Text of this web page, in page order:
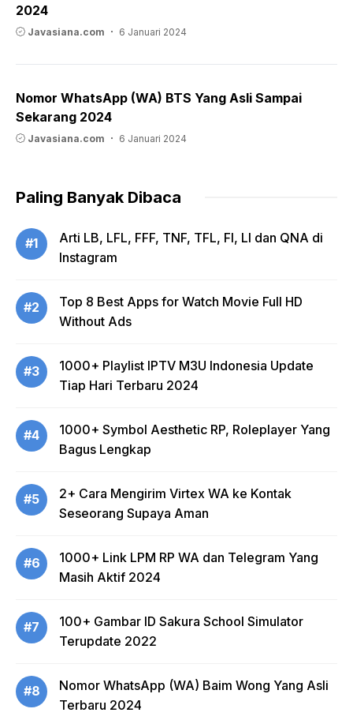
2024
Javasiana.com 6 Januari 2024
Nomor WhatsApp (WA) BTS Yang Asli Sampai
Sekarang 2024
Javasiana.com 6 Januari 2024
Paling Banyak Dibaca
#1
Arti LB, LFL, FFF, TNF, TFL, FI, LI dan QNA di
Instagram
#2
Top 8 Best Apps for Watch Movie Full HD
Without Ads
#3
1000+ Playlist IPTV M3U Indonesia Update
Tiap Hari Terbaru 2024
#4
1000+ Symbol Aesthetic RP, Roleplayer Yang
Bagus Lengkap
#5
2+ Cara Mengirim Virtex WA ke Kontak
Seseorang Supaya Aman
#6
1000+ Link LPM RP WA dan Telegram Yang
Masih Aktif 2024
#7
100+ Gambar ID Sakura School Simulator
Terupdate 2022
#8
Nomor WhatsApp (WA) Baim Wong Yang Asli
Terbaru 2024